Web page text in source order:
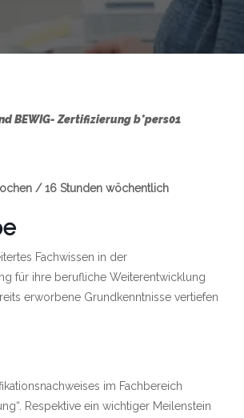
BEWIG- Zertifizierung b*pers01
/ 16 Stunden wöchentlich
Fachwissen in der
für ihre berufliche Weiterentwicklung
erworbene Grundkenntnisse vertiefen
im Fachbereich
Respektive ein wichtiger Meilenstein